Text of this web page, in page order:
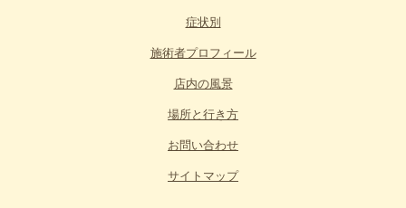
症状別
施術者プロフィール
店内の風景
場所と行き方
お問い合わせ
サイトマップ